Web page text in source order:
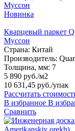
Новинка
Кварцевый паркет
Муссон
Страна: Китай
Производитель:
Толщина, мм: 7
5 890 руб./м2
10 631,45 руб./упак
Рассчитать
В избранное В
Сравнить